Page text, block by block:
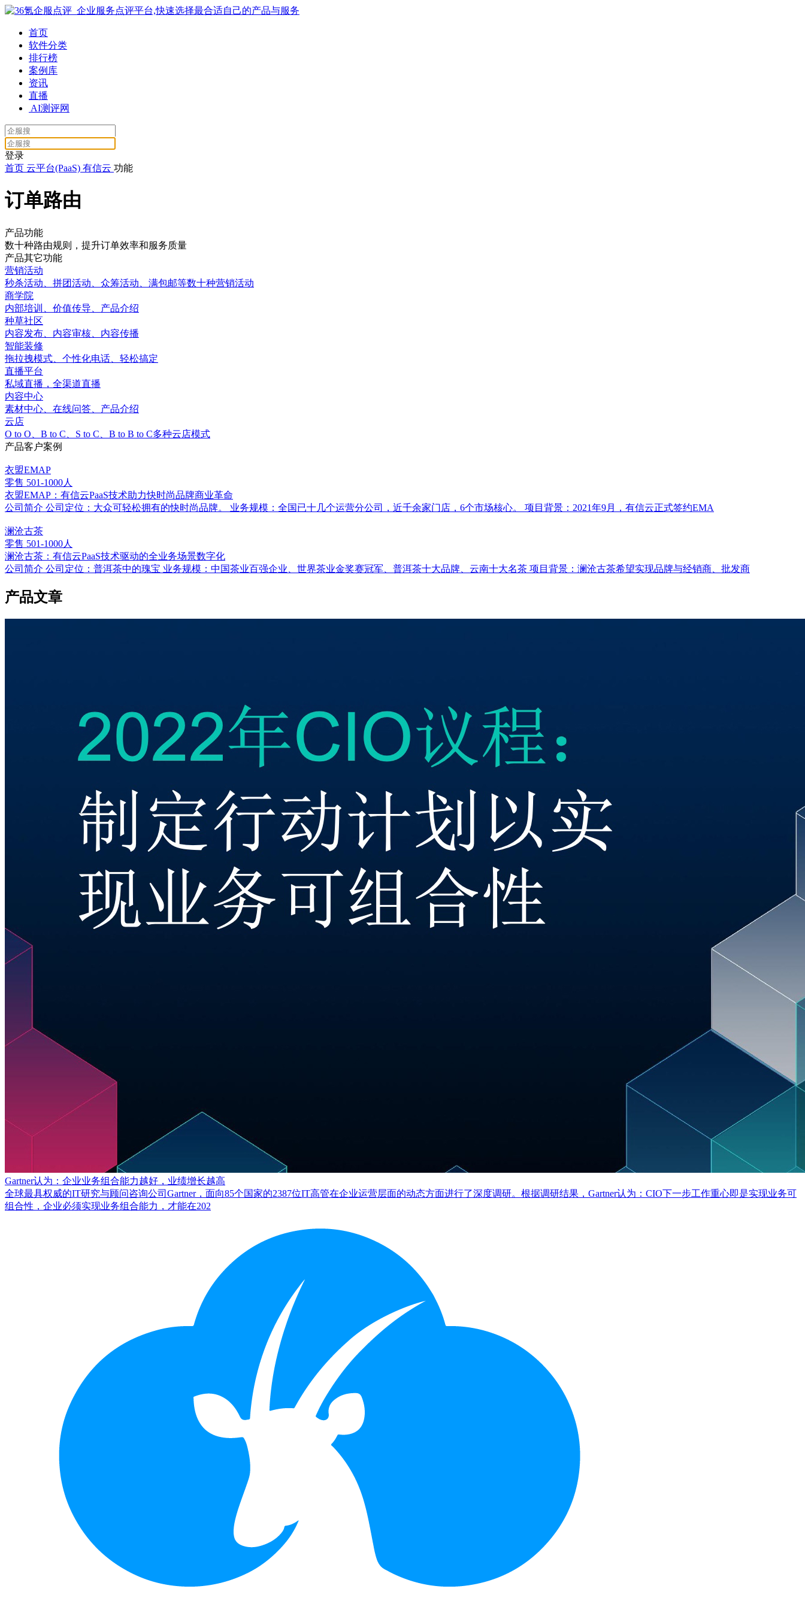
首页
软件分类
排行榜
案例库
资讯
直播
AI测评网
登录
首页 云平台(PaaS) 有信云 功能
订单路由
产品功能
数十种路由规则，提升订单效率和服务质量
产品其它功能
营销活动
秒杀活动、拼团活动、众筹活动、满包邮等数十种营销活动
商学院
内部培训、价值传导、产品介绍
种草社区
内容发布、内容审核、内容传播
智能装修
拖拉拽模式、个性化电话、轻松搞定
直播平台
私域直播，全渠道直播
内容中心
素材中心、在线问答、产品介绍
云店
O to O、B to C、S to C、B to B to C多种云店模式
产品客户案例
衣盟EMAP
零售 501-1000人
衣盟EMAP：有信云PaaS技术助力快时尚品牌商业革命
公司简介 公司定位：大众可轻松拥有的快时尚品牌。 业务规模：全国已十几个运营分公司，近千余家门店，6个市场核心。 项目背景：2021年9月，有信云正式签约EMA
澜沧古茶
零售 501-1000人
澜沧古茶：有信云PaaS技术驱动的全业务场景数字化
公司简介 公司定位：普洱茶中的瑰宝 业务规模：中国茶业百强企业、世界茶业金奖赛冠军、普洱茶十大品牌、云南十大名茶 项目背景：澜沧古茶希望实现品牌与经销商、批发商
产品文章
Gartner认为：企业业务组合能力越好，业绩增长越高
全球最具权威的IT研究与顾问咨询公司Gartner，面向85个国家的2387位IT高管在企业运营层面的动态方面进行了深度调研。根据调研结果，Gartner认为：CIO下一步工作重心即是实现业务可
组合性，企业必须实现业务组合能力，才能在202